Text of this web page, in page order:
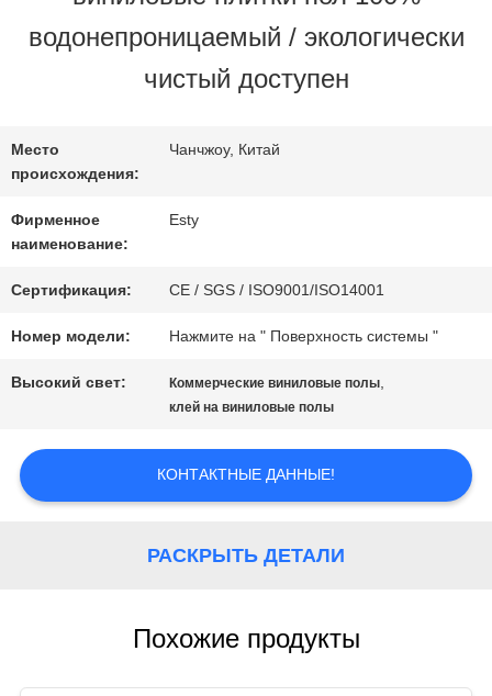
ЭКСКУРСИЯ
ЗАВОДУ
КОНТРОЛЬ
КАЧЕСТВА
СВЯЖИТЕСЬ
НАМИ
НОВОСТИ
водонепроницаемый / экологически
чистый доступен
Место
происхождения:
Чанчжоу, Китай
Фирменное
наименование:
Esty
Сертификация: CE / SGS / ISO9001/ISO14001
Номер модели: Нажмите на " Поверхность системы "
Высокий свет: Коммерческие виниловые полы,
клей на виниловые полы
КОНТАКТНЫЕ ДАННЫЕ!
РАСКРЫТЬ ДЕТАЛИ
Похожие продукты